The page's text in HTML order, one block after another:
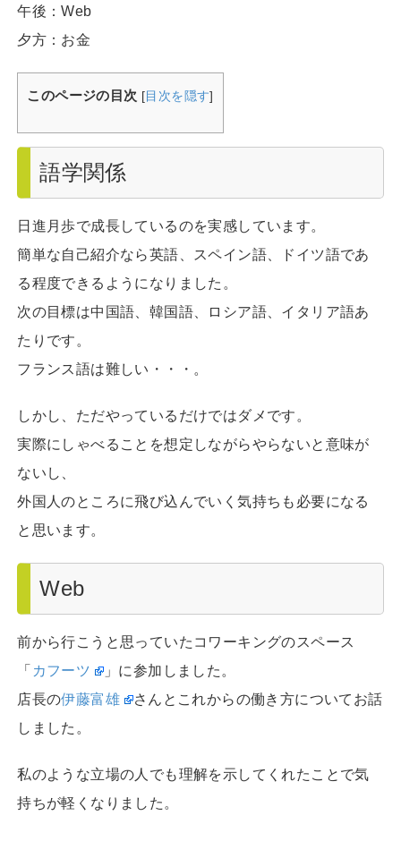
午後：Web
夕方：お金
このページの目次 [ 目次を隠す]
語学関係
日進月歩で成長しているのを実感しています。
簡単な自己紹介なら英語、スペイン語、ドイツ語であ
る程度できるようになりました。
次の目標は中国語、韓国語、ロシア語、イタリア語あ
たりです。
フランス語は難しい・・・。
しかし、ただやっているだけではダメです。
実際にしゃべることを想定しながらやらないと意味が
ないし、
外国人のところに飛び込んでいく気持ちも必要になる
と思います。
Web
前から行こうと思っていたコワーキングのスペース
「 カフーツ
」に参加しました。
店長の伊藤富雄
さんとこれからの働き方についてお話
しました。
私のような立場の人でも理解を示してくれたことで気
持ちが軽くなりました。